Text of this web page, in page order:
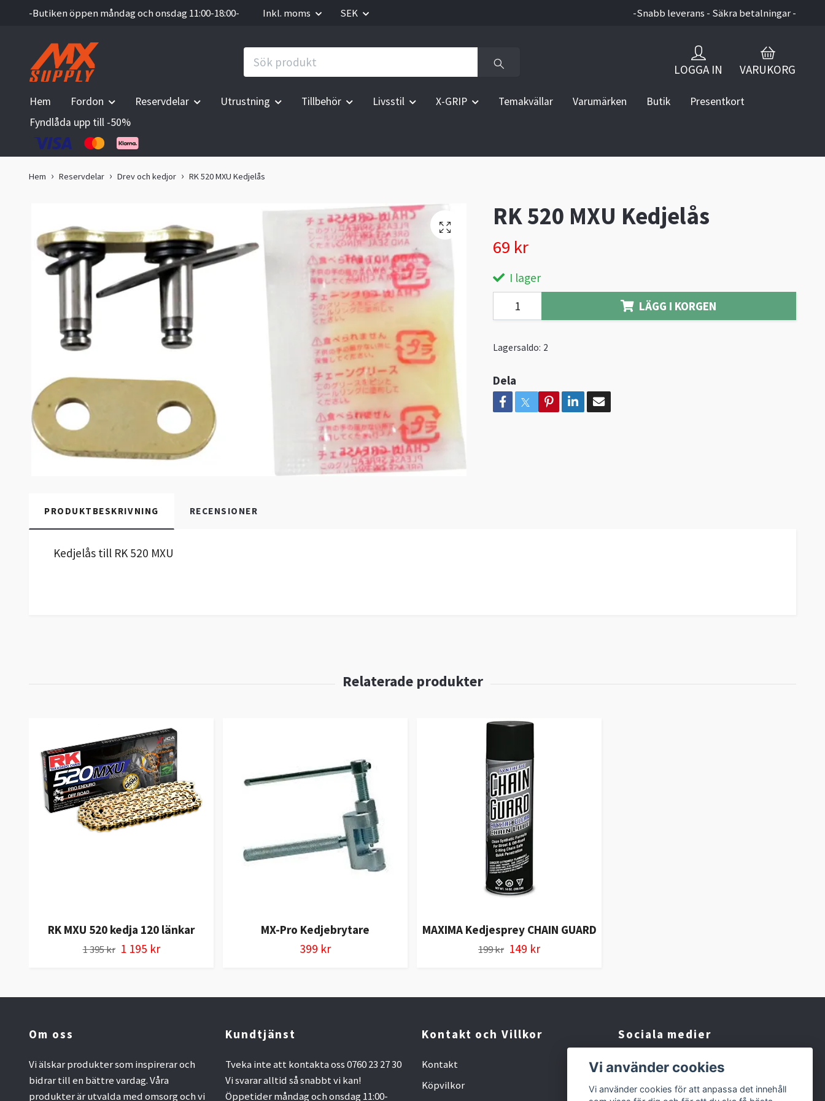
-Butiken öppen måndag och onsdag 11:00-18:00- Inkl. moms SEK -Snabb leverans - Säkra betalningar -
LOGGA IN VARUKORG
Hem Fordon Reservdelar Utrustning Tillbehör Livsstil X-GRIP Temakvällar Varumärken Butik
Presentkort
Fyndlåda upp till -50%
Hem Reservdelar Drev och kedjor RK 520 MXU Kedjelås
RK 520 MXU Kedjelås
69 kr
I lager
LÄGG I KORGEN
Lagersaldo: 2
Dela
PRODUKTBESKRIVNING RECENSIONER
Kedjelås till RK 520 MXU
RK MXU 520 kedja 120 länkar
1 395 kr 1 195 kr
MX-Pro Kedjebrytare
399 kr
MAXIMA Kedjesprey CHAIN GUARD
199 kr 149 kr
Om oss
Vi älskar produkter som inspirerar och
bidrar till en bättre vardag. Våra
produkter är utvalda med omsorg och vi
Kundtjänst
Tveka inte att kontakta oss 0760 23 27 30
Vi svarar alltid så snabbt vi kan!
Öppetider måndag och onsdag 11:00-
Kontakt och Villkor
Kontakt
Köpvilkor
Sociala medier
Facebook
Instagram
Vi använder cookies
Vi använder cookies för att anpassa det innehåll